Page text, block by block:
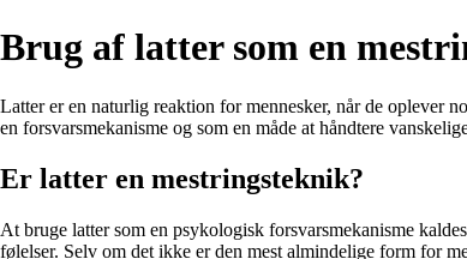
Brug af latter som en
Latter er en naturlig reaktion for mennesker, når de oplever
en forsvarsmekanisme og som en måde at håndtere
Er latter en mestringsteknik?
At bruge latter som en psykologisk forsvarsmekanisme
følelser. Selv om det ikke er den mest almindelige form for